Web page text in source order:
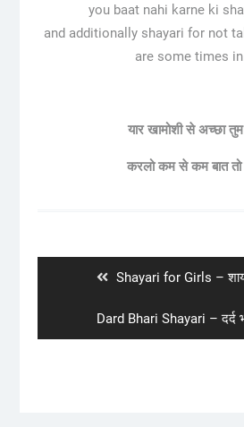
you baat nahi karne ki
and additionally shayari for not
are some times
यार खामोशी से अच्छा
करलो कम से कम बात तो
Previous
Shayari for Girls –
Next
post:
Dard Bhari Shayari – दर्द